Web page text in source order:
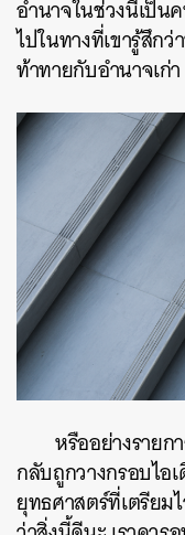
อำนาจในช่วงนี้เป็น
ไปในทางที่เขารู้สึก
ท้าทายกับอำนาจเก่า
หรืออย่างราย
กลับถูกวางกรอบไอ
ยุทธศาสตร์ที่เตรียม